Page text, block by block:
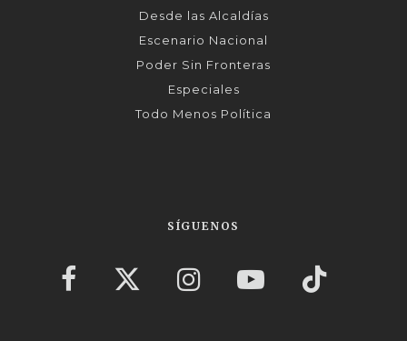
Desde las Alcaldías
Escenario Nacional
Poder Sin Fronteras
Especiales
Todo Menos Política
SÍGUENOS